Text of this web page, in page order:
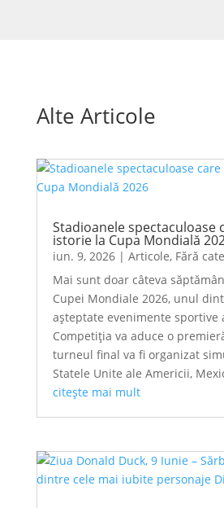
Alte Articole
Stadioanele spectaculoase
istorie la Cupa Mondială
iun. 9, 2026| Articole, Fără
Mai sunt doar câteva
Cupei Mondiale 2026, unul
așteptate evenimente sportive
Competiția va aduce o
turneul final va fi organizat
Statele Unite ale Americii,
citește mai mult